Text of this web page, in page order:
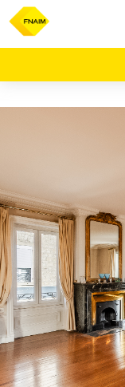
RHONE
(69)
VILLEFRANCHE
SUR SAONE
(69400)